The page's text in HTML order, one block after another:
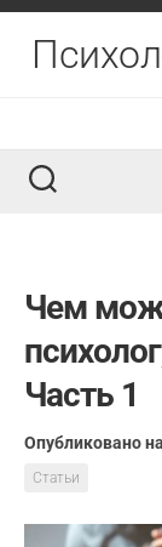
Перейти
содержанию
Чем
Часть 1
Опубликовано
Статьи